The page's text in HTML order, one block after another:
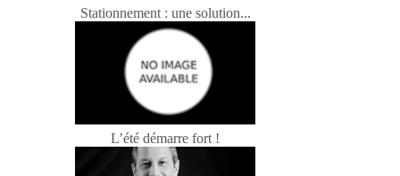
Stationnement : une solution...
L’été démarre fort !